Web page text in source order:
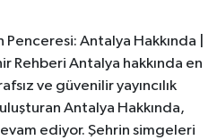
Antalya Hakkında |
Rehberi Antalya hakkında en
ve güvenilir yayıncılık
Antalya Hakkında,
ediyor. Şehrin simgeleri